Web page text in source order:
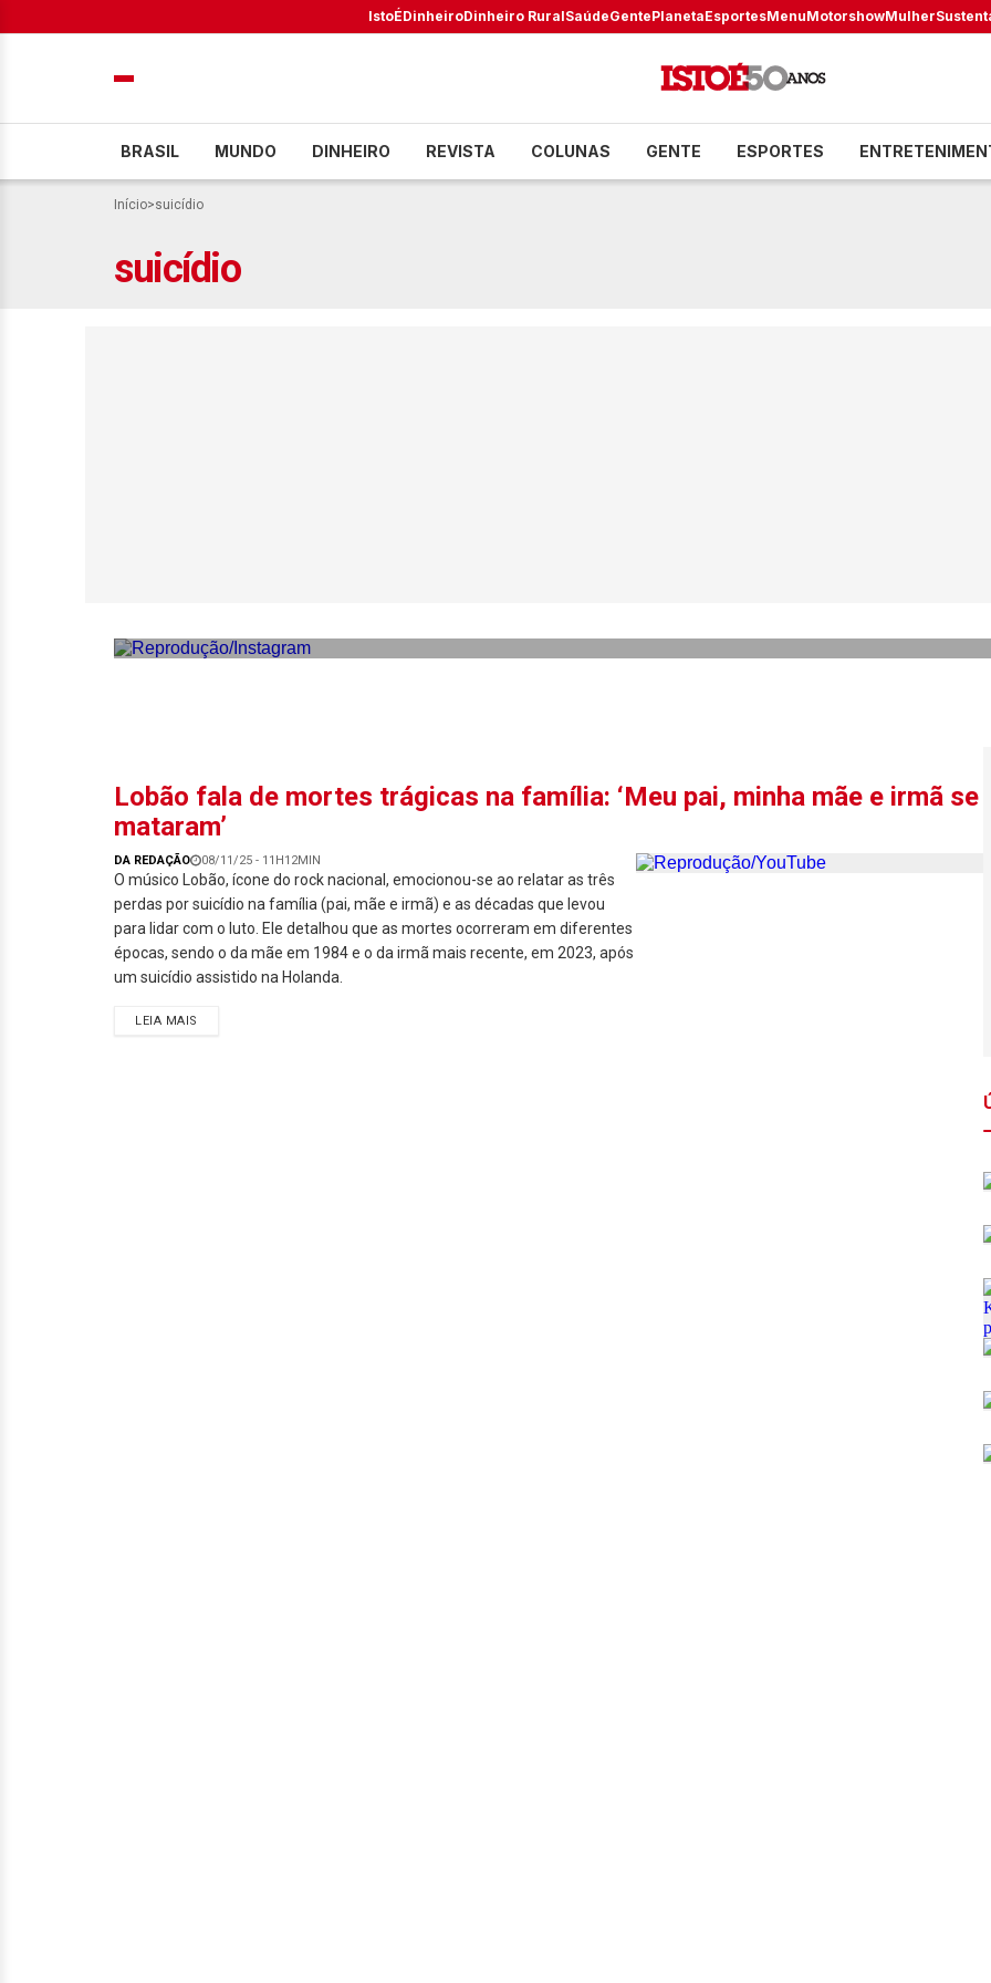
IstoÉDinheiroDinheiro RuralSaúdeGentePlanetaEsportesMenuMotorshowMulher
BRASIL MUNDO DINHEIRO REVISTA COLUNAS GENTE ESPORTES
Início>suicídio
suicídio
Lobão fala de mortes trágicas na família: ‘Meu pai, minha mãe e irmã se
mataram’
DA REDAÇÃO 08/11/25 - 11H12MIN
O músico Lobão, ícone do rock nacional, emocionou-se ao relatar as três
perdas por suicídio na família (pai, mãe e irmã) e as décadas que levou
para lidar com o luto. Ele detalhou que as mortes ocorreram em diferentes
épocas, sendo o da mãe em 1984 e o da irmã mais recente, em 2023, após
um suicídio assistido na Holanda.
LEIA MAIS